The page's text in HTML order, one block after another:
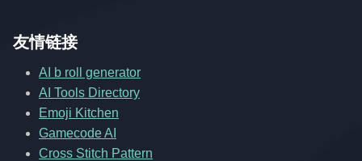
友情链接
AI b roll generator
AI Tools Directory
Emoji Kitchen
Gamecode AI
Cross Stitch Pattern